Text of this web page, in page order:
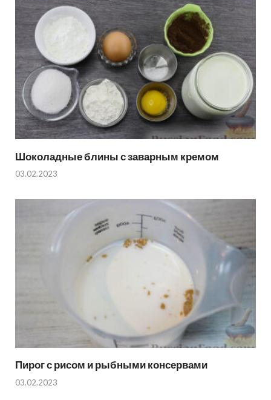
Шоколадные блины с заварным кремом
03.02.2023
Пирог с рисом и рыбными консервами
03.02.2023